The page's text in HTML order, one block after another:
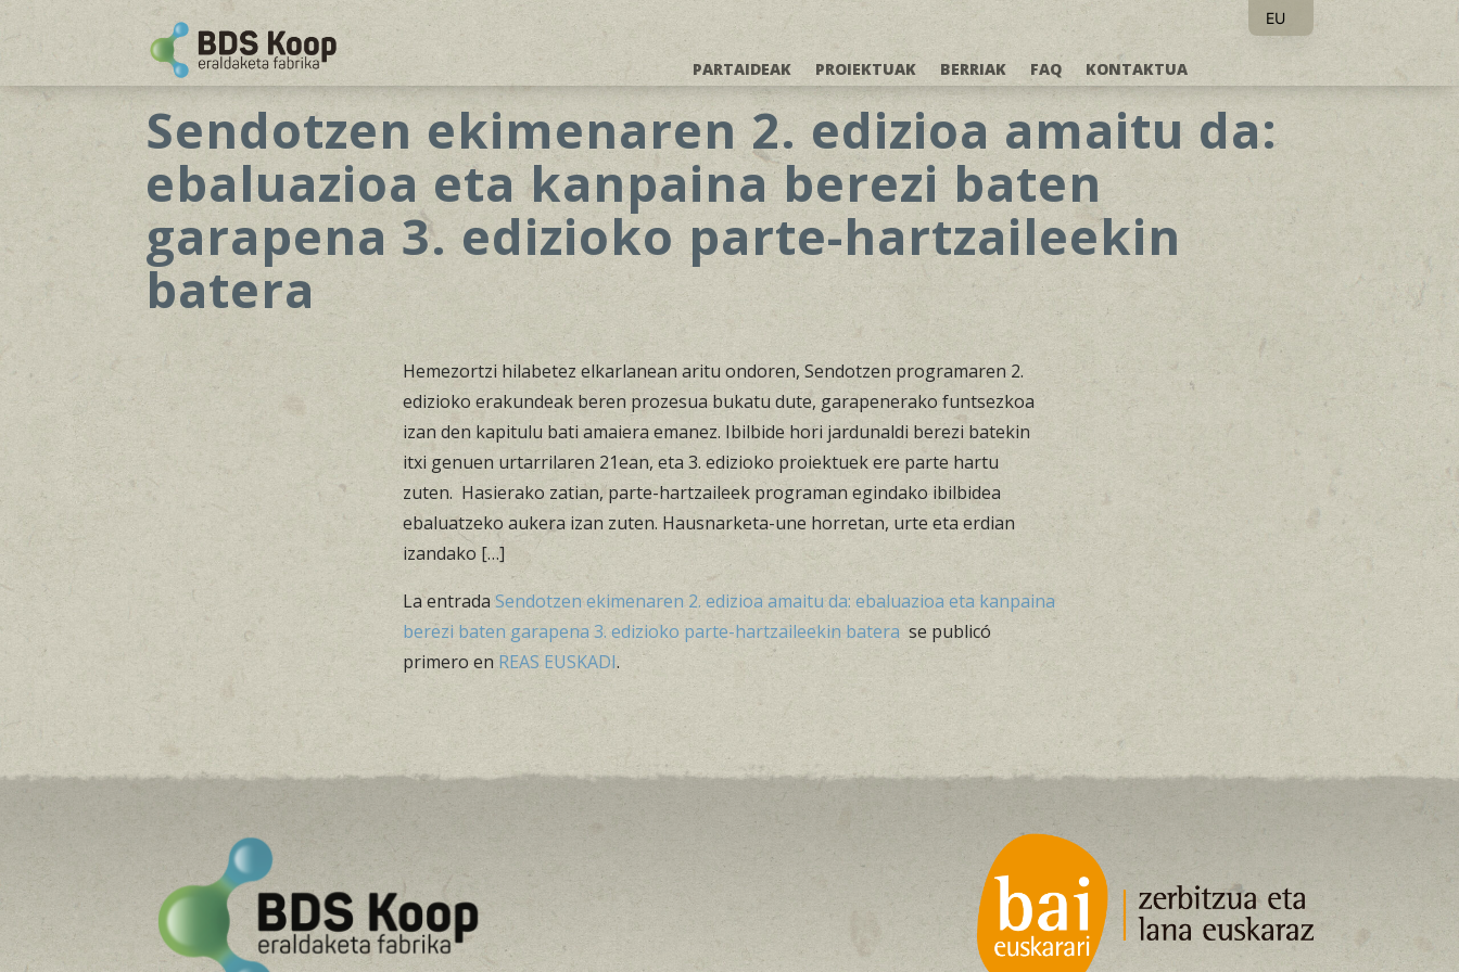
PARTAIDEAK PROIEKTUAK BERRIAK FAQ KONTAKTUA
Sendotzen ekimenaren 2. edizioa amaitu da:
ebaluazioa eta kanpaina berezi baten
garapena 3. edizioko parte-hartzaileekin
batera
Hemezortzi hilabetez elkarlanean aritu ondoren, Sendotzen programaren 2.
edizioko erakundeak beren prozesua bukatu dute, garapenerako funtsezkoa
izan den kapitulu bati amaiera emanez. Ibilbide hori jardunaldi berezi batekin
itxi genuen urtarrilaren 21ean, eta 3. edizioko proiektuek ere parte hartu
zuten. Hasierako zatian, parte-hartzaileek programan egindako ibilbidea
ebaluatzeko aukera izan zuten. Hausnarketa-une horretan, urte eta erdian
izandako […]
La entradaSendotzen ekimenaren 2. edizioa amaitu da: ebaluazioa eta kanpaina
berezi baten garapena 3. edizioko parte-hartzaileekin batera se publicó
primero enREAS EUSKADI.
EU